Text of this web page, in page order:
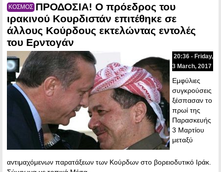
ΚΟΣΜΟΣ ΠΡΟΔΟΣΙΑ! Ο πρόεδρος του
ιρακινού Κουρδιστάν επιτέθηκε σε
άλλους Κούρδους εκτελώντας εντολές
του Ερντογάν
20:36 - Friday,
3 March, 2017
Εμφύλιες
συγκρούσεις
ξέσπασαν το
πρωί της
Παρασκευής
3 Μαρτίου
μεταξύ
αντιμαχόμενων παρατάξεων των Κούρδων στο βορειοδυτικό Ιράκ.